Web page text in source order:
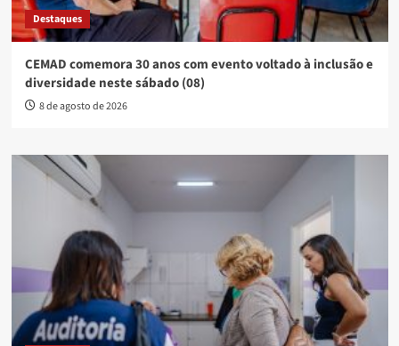
Destaques
CEMAD comemora 30 anos com evento voltado à inclusão e
diversidade neste sábado (08)
8 de agosto de 2026